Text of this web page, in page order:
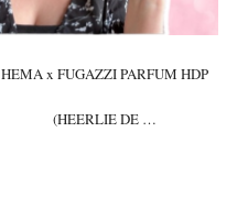
HEMA x FUGAZZI PARFUM HDP
(HEERLIE DE …